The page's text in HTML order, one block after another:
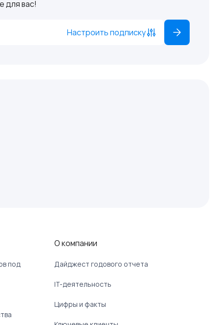
для вас!
Настроить подписку
под
О компании
Дайджест годового отчета
IT-деятельность
Цифры и факты